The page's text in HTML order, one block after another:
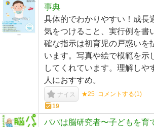
事典
具体的でわかりやすい！成長
気をつけること、実行例を書
確な指示は初育児の戸惑いを
います。写真や絵で模範を示
してくれています。理解しや
人におすすめ。
ナイス ★25 コメントする(1)
19
パパは脳研究者〜子どもを育